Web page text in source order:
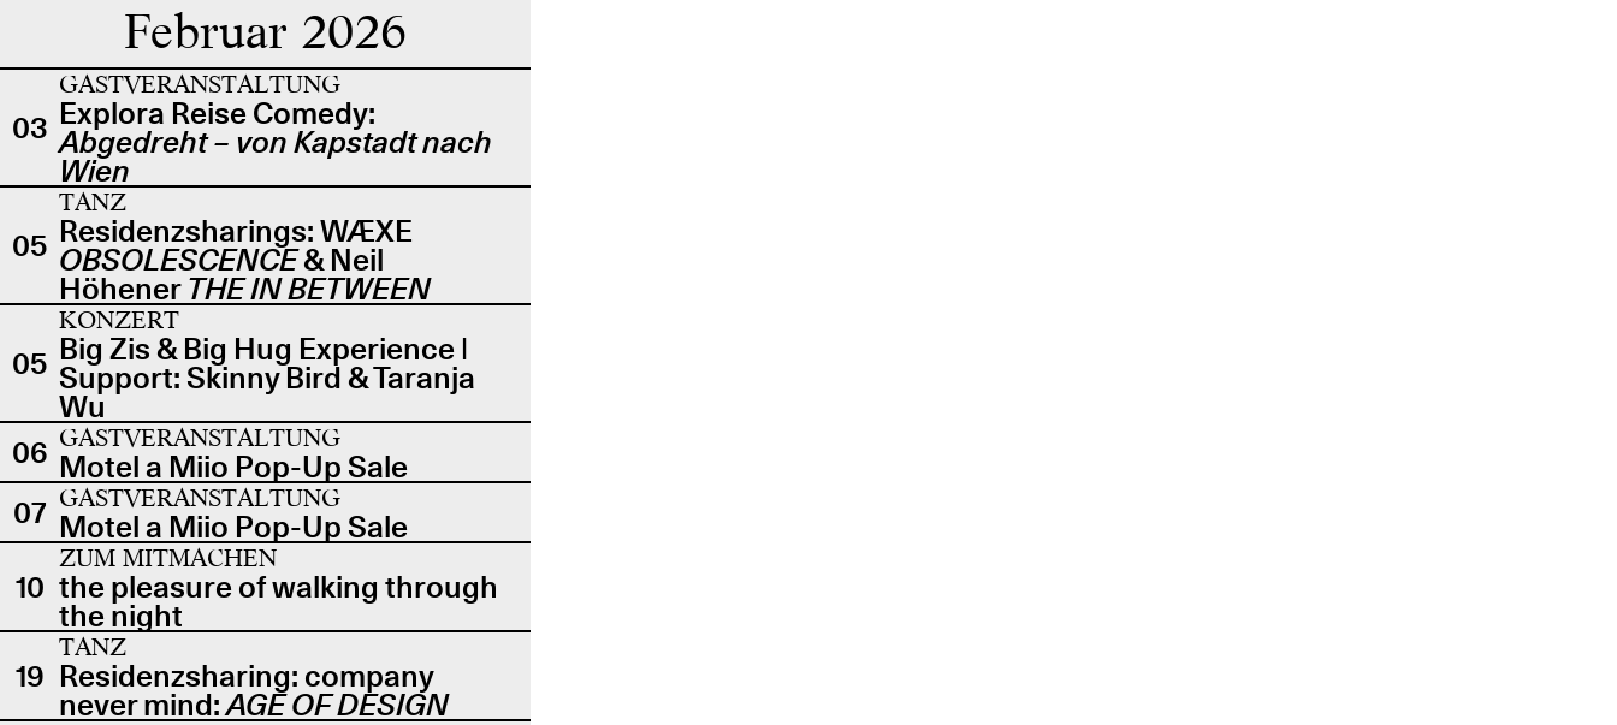
Februar 2026
03
GASTVERANSTALTUNG
Explora Reise Comedy:
Abgedreht – von Kapstadt nach
Wien
05
TANZ
Residenzsharings: WÆXE
OBSOLESCENCE& Neil
Höhener THE IN BETWEEN
05
KONZERT
Big Zis & Big Hug Experience |
Support: Skinny Bird & Taranja
Wu
06 GASTVERANSTALTUNG
Motel a Miio Pop-Up Sale
07 GASTVERANSTALTUNG
Motel a Miio Pop-Up Sale
10
ZUM MITMACHEN
the pleasure of walking through
the night
19
TANZ
Residenzsharing: company
never mind:AGE OF DESIGN